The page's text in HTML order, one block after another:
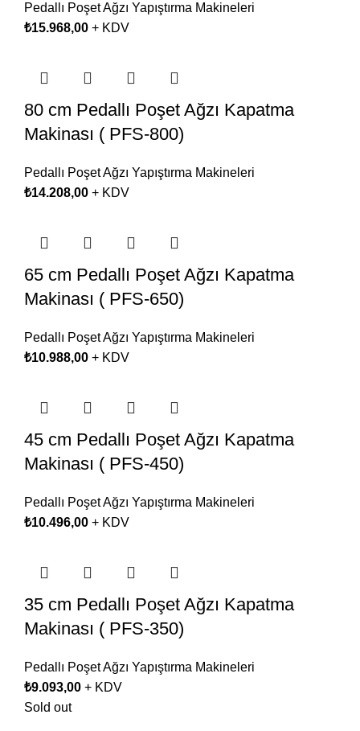
Pedallı Poşet Ağzı Yapıştırma Makineleri
₺15.968,00 + KDV
80 cm Pedallı Poşet Ağzı Kapatma
Makinası ( PFS-800)
Pedallı Poşet Ağzı Yapıştırma Makineleri
₺14.208,00 + KDV
65 cm Pedallı Poşet Ağzı Kapatma
Makinası ( PFS-650)
Pedallı Poşet Ağzı Yapıştırma Makineleri
₺10.988,00 + KDV
45 cm Pedallı Poşet Ağzı Kapatma
Makinası ( PFS-450)
Pedallı Poşet Ağzı Yapıştırma Makineleri
₺10.496,00 + KDV
35 cm Pedallı Poşet Ağzı Kapatma
Makinası ( PFS-350)
Pedallı Poşet Ağzı Yapıştırma Makineleri
₺9.093,00 + KDV
Sold out